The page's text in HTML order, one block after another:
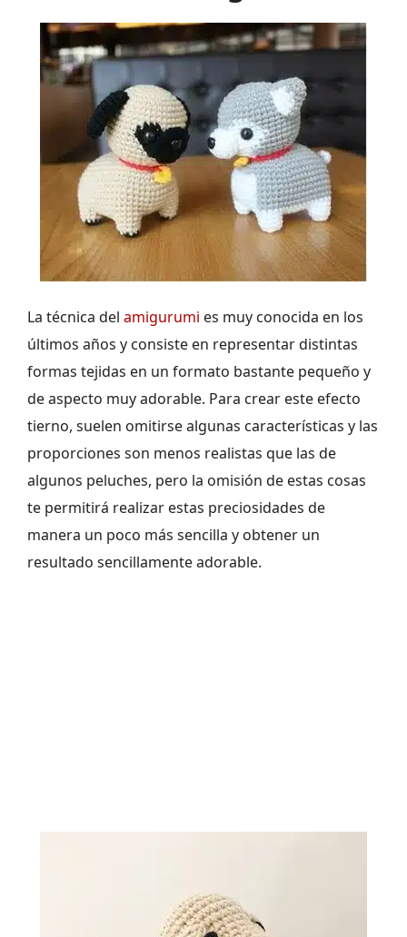
La técnica del amigurumi es muy conocida en los
últimos años y consiste en representar distintas
formas tejidas en un formato bastante pequeño y
de aspecto muy adorable. Para crear este efecto
tierno, suelen omitirse algunas características y las
proporciones son menos realistas que las de
algunos peluches, pero la omisión de estas cosas
te permitirá realizar estas preciosidades de
manera un poco más sencilla y obtener un
resultado sencillamente adorable.